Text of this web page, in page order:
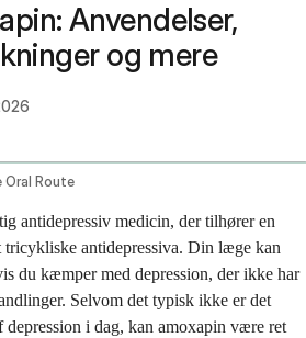
Anvendelser,
og mere
Oral Route
antidepressiv medicin, der tilhører en
antidepressiva. Din læge kan
du kæmper med depression, der ikke har
Selvom det typisk ikke er det
i dag, kan amoxapin være ret